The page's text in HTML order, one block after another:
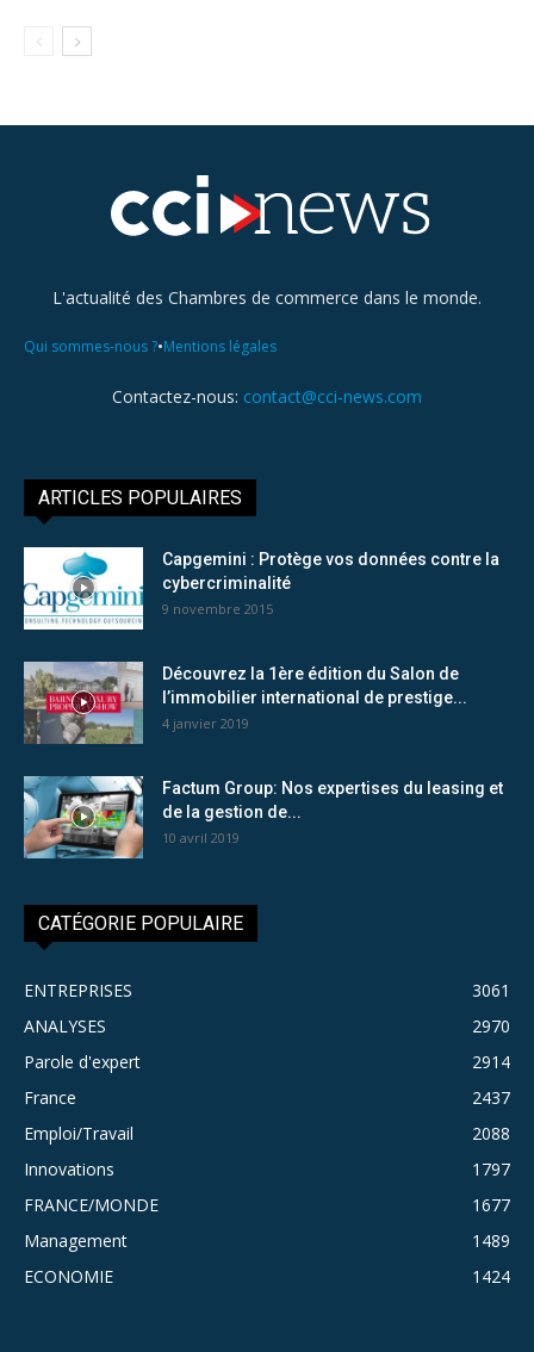
L'actualité des Chambres de commerce dans le monde.
Qui sommes-nous ?•Mentions légales
Contactez-nous: contact@cci-news.com
ARTICLES POPULAIRES
Capgemini : Protège vos données contre la
cybercriminalité
9 novembre 2015
Découvrez la 1ère édition du Salon de
l’immobilier international de prestige...
4 janvier 2019
Factum Group: Nos expertises du leasing et
de la gestion de...
10 avril 2019
CATÉGORIE POPULAIRE
ENTREPRISES
3061
ANALYSES
2970
Parole d'expert
2914
France
2437
Emploi/Travail
2088
Innovations
1797
FRANCE/MONDE
1677
Management
1489
ECONOMIE
1424